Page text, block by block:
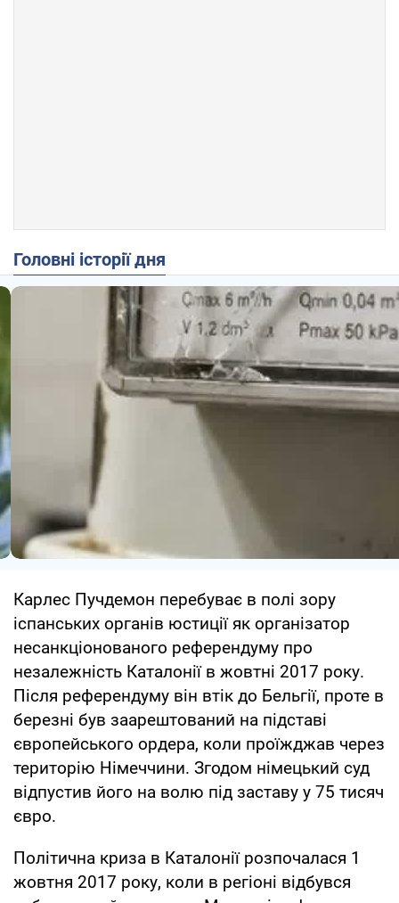
Головні історії дня
Карлес Пучдемон перебуває в полі зору
іспанських органів юстиції як організатор
несанкціонованого референдуму про
незалежність Каталонії в жовтні 2017 року.
Після референдуму він втік до Бельгії, проте в
березні був заарештований на підставі
європейського ордера, коли проїжджав через
територію Німеччини. Згодом німецький суд
відпустив його на волю під заставу у 75 тисяч
євро.
Політична криза в Каталонії розпочалася 1
жовтня 2017 року, коли в регіоні відбувся